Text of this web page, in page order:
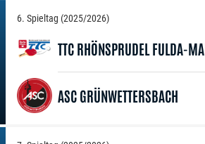
6. Spieltag (2025/2026)
TTC RHÖNSPRUDEL FULDA-
ASC GRÜNWETTERSBACH